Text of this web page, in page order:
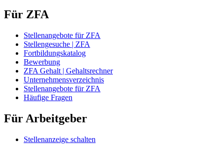
Für ZFA
Stellenangebote für ZFA
Stellengesuche | ZFA
Fortbildungskatalog
Bewerbung
ZFA Gehalt | Gehaltsrechner
Unternehmensverzeichnis
Stellenangebote für ZFA
Häufige Fragen
Für Arbeitgeber
Stellenanzeige schalten